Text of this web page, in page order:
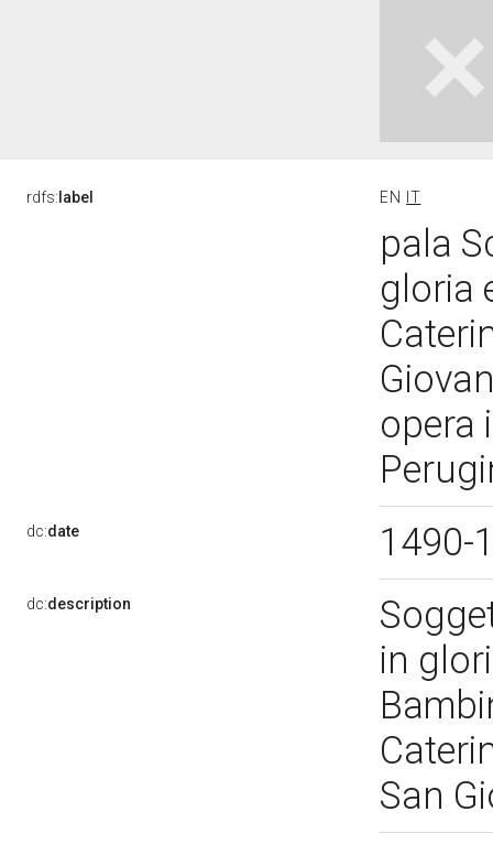
rdfs: label EN IT
pala
gloria
opera
dc:date 1490-
dc:description
in
San